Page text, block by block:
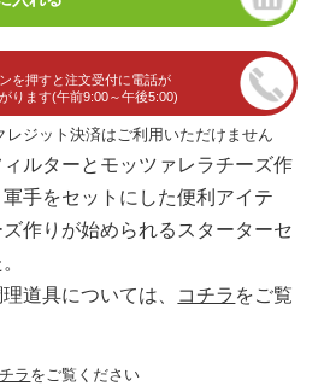
を押すと注文受付に電話が
ります(午前9:00～午後5:00)
ジット決済はご利用いただけません
ルターとモッツァレラチーズ作
手をセットにした便利アイテ
作りが始められるスターターセ
道具については、 コチラ をご覧
ラ をご覧ください